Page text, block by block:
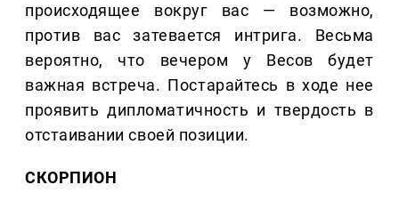
происходящее вокруг вас — возможно,
против вас затевается интрига. Весьма
вероятно, что вечером у Весов будет
важная встреча. Постарайтесь в ходе нее
проявить дипломатичность и твердость в
отстаивании своей позиции.
СКОРПИОН